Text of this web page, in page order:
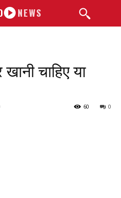
NEWS
चाहिए या
0
60